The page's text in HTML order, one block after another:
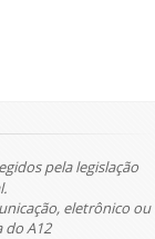
pela legislação
eletrônico ou
do A12